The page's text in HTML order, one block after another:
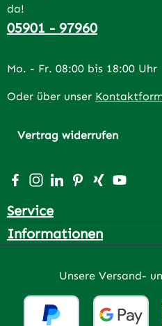
da!
05901 - 97960
Mo. - Fr. 08:00 bis 18:00 Uhr
Oder über unser
Vertrag widerrufen
Besuche uns auf Facebook
Schau auf Instagram
Vernetze dich mit
Lass dich auf
Vernetze
Sieh dir
Service
Informationen
Unsere Versand-